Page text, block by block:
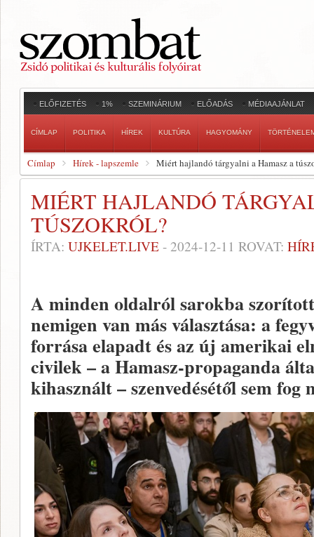
ELŐFIZETÉS 1% SZEMINÁRIUM ELŐADÁS MÉDIAAJÁNLAT
CÍMLAP POLITIKA HÍREK KULTÚRA HAGYOMÁNY
Címlap Hírek - lapszemle Miért hajlandó tárgyalni a Hamasz a
MIÉRT HAJLANDÓ
TÚSZOKRÓL?
ÍRTA: UJKELET.LIVE - 2024-12-11 ROVAT:
A minden oldalról sarokba
nemigen van más választása: a
forrása elapadt és az új amerikai
civilek – a Hamasz-propaganda
kihasznált – szenvedésétől sem fog